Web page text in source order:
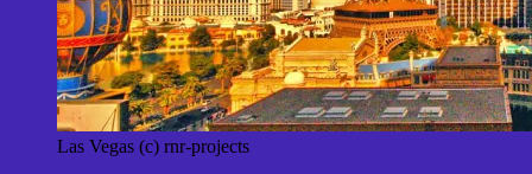
Las Vegas (c) rnr-projects